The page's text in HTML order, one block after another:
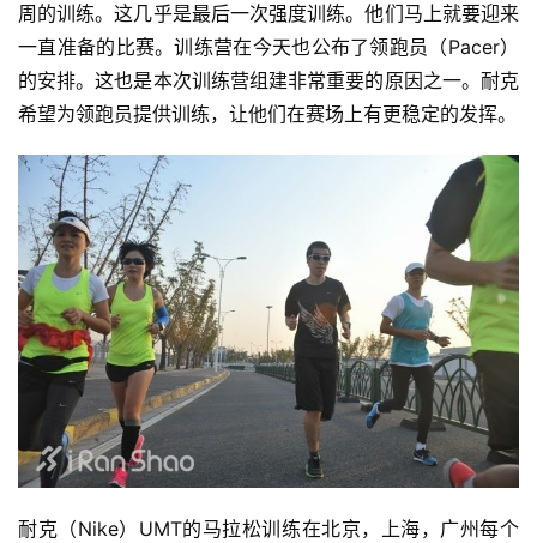
周的训练。这几乎是最后一次强度训练。他们马上就要迎来
一直准备的比赛。训练营在今天也公布了领跑员（Pacer）
的安排。这也是本次训练营组建非常重要的原因之一。耐克
希望为领跑员提供训练，让他们在赛场上有更稳定的发挥。
耐克（Nike）UMT的马拉松训练在北京，上海，广州每个